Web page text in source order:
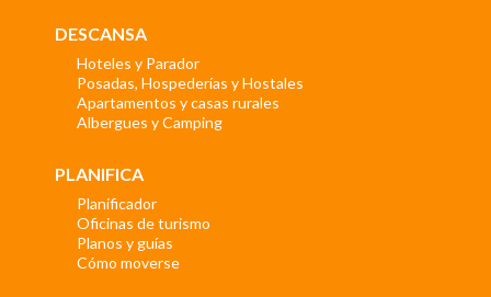
DESCANSA
Hoteles y Parador
Posadas, Hospederías y Hostales
Apartamentos y casas rurales
Albergues y Camping
PLANIFICA
Planificador
Oficinas de turismo
Planos y guías
Cómo moverse